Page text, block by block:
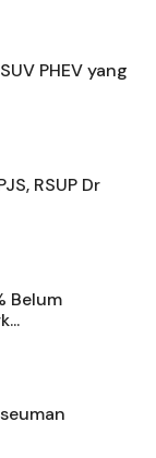
PHEV yang
RSUP Dr
Belum